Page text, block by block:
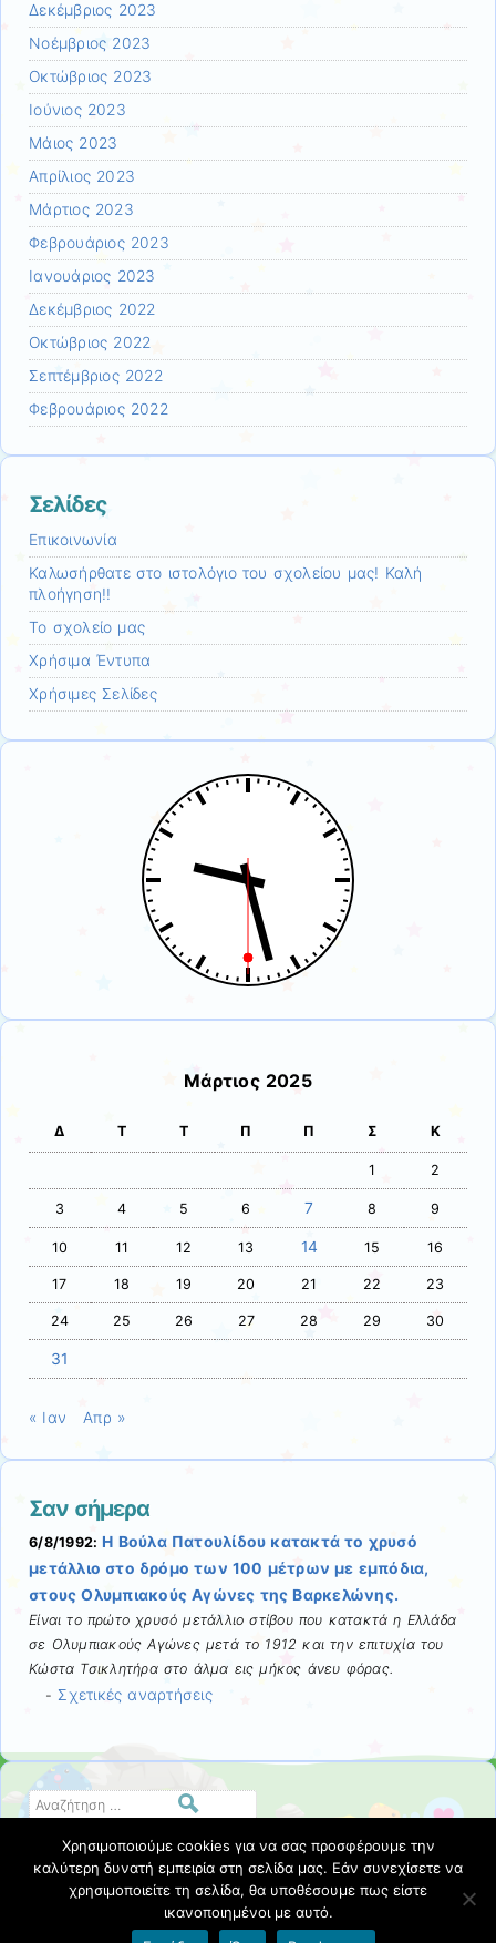
Δεκέμβριος 2023
Νοέμβριος 2023
Οκτώβριος 2023
Ιούνιος 2023
Μάιος 2023
Απρίλιος 2023
Μάρτιος 2023
Φεβρουάριος 2023
Ιανουάριος 2023
Δεκέμβριος 2022
Οκτώβριος 2022
Σεπτέμβριος 2022
Φεβρουάριος 2022
Σελίδες
Επικοινωνία
Καλωσήρθατε στο ιστολόγιο του σχολείου μας! Καλή
πλοήγηση!!
Το σχολείο μας
Χρήσιμα Έντυπα
Χρήσιμες Σελίδες
Μάρτιος 2025
Δ Τ Τ Π Π Σ Κ
1 2
3 4 5 6 7 8 9
10 11 12 13 14 15 16
17 18 19 20 21 22 23
24 25 26 27 28 29 30
31
« Ιαν Απρ »
Σαν σήμερα
6/8/1992: Η Βούλα Πατουλίδου κατακτά το χρυσό
μετάλλιο στο δρόμο των 100 μέτρων με εμπόδια,
στους Ολυμπιακούς Αγώνες της Βαρκελώνης.
Είναι το πρώτο χρυσό μετάλλιο στίβου που κατακτά η Ελλάδα
σε Ολυμπιακούς Αγώνες μετά το 1912 και την επιτυχία του
Κώστα Τσικλητήρα στο άλμα εις μήκος άνευ φόρας.
-Σχετικές αναρτήσεις
Αναζήτηση
Αναζήτηση
Χρησιμοποιούμε cookies για να σας προσφέρουμε την
καλύτερη δυνατή εμπειρία στη σελίδα μας. Εάν συνεχίσετε να
χρησιμοποιείτε τη σελίδα, θα υποθέσουμε πως είστε
ικανοποιημένοι με αυτό.